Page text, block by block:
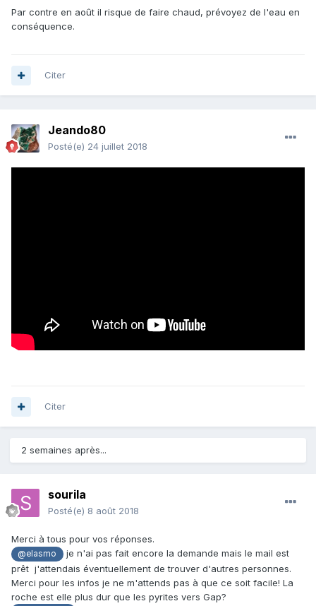
Par contre en août il risque de faire chaud, prévoyez de l'eau en
conséquence.
Citer
Jeando80
Posté(e) 24 juillet 2018
Citer
2 semaines après...
sourila
Posté(e) 8 août 2018
Merci à tous pour vos réponses.
@elasmo
je n'ai pas fait encore la demande mais le mail est
prêt j'attendais éventuellement de trouver d'autres personnes.
Merci pour les infos je ne m'attends pas à que ce soit facile! La
roche est elle plus dur que les pyrites vers Gap?